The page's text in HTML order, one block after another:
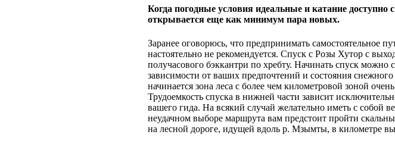
Когда погодные условия идеальные и катание
открывается еще как минимум пара новых.
Заранее оговорюсь, что предпринимать самостоятельное
настоятельно не рекомендуется. Спуск с Розы Хутор с
получасового бэккантри по хребту. Начинать спуск можно
зависимости от ваших предпочтений и состояния
начинается зона леса с более чем километровой зоной
Трудоемкость спуска в нижней части зависит
вашего гида. На всякий случай желательно иметь с собой
неудачном выборе маршрута вам предстоит пройти
на лесной дороге, идущей вдоль р. Мзымты, в километре